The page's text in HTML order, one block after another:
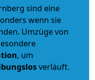
sind eine
wenn sie
Umzüge von
, um
verläuft.